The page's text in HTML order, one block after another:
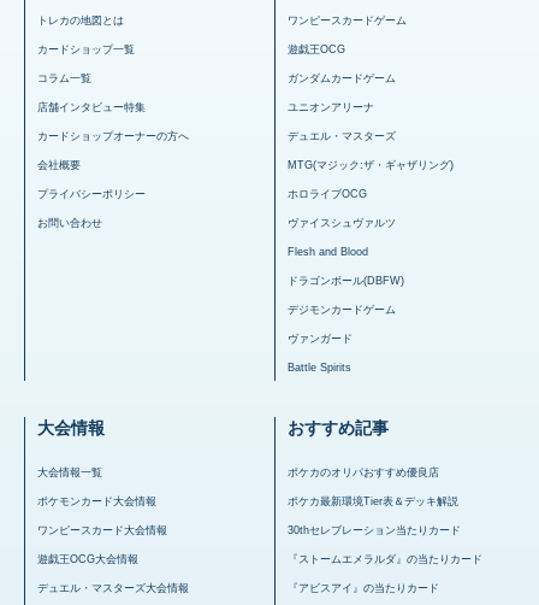
トレカの地図とは
カードショップ一覧
コラム一覧
店舗インタビュー特集
カードショップオーナーの方へ
会社概要
プライバシーポリシー
お問い合わせ
ワンピースカードゲーム
遊戯王OCG
ガンダムカードゲーム
ユニオンアリーナ
デュエル・マスターズ
MTG(マジック:ザ・ギャザリング)
ホロライブOCG
ヴァイスシュヴァルツ
Flesh and Blood
ドラゴンボール(DBFW)
デジモンカードゲーム
ヴァンガード
Battle Spirits
大会情報
大会情報一覧
ポケモンカード大会情報
ワンピースカード大会情報
遊戯王OCG大会情報
デュエル・マスターズ大会情報
おすすめ記事
ポケカのオリパおすすめ優良店
ポケカ最新環境Tier表＆デッキ解説
30thセレブレーション当たりカード
『ストームエメラルダ』の当たりカード
『アビスアイ』の当たりカード